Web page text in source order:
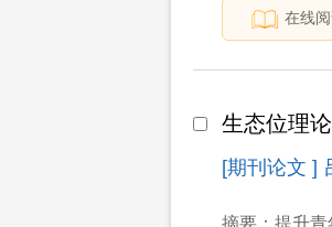
在线
生态位理
[期刊论文 ]
摘要：提升